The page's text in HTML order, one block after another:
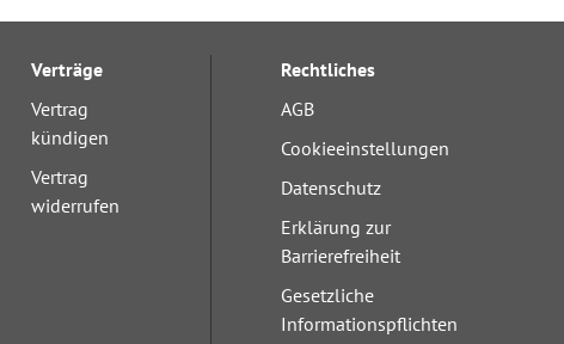
Verträge
Vertrag
kündigen
Vertrag
widerrufen
Rechtliches
AGB
Cookieeinstellungen
Datenschutz
Erklärung zur
Barrierefreiheit
Gesetzliche
Informationspflichten